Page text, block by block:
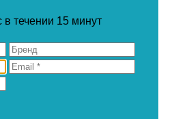
течении 15 минут